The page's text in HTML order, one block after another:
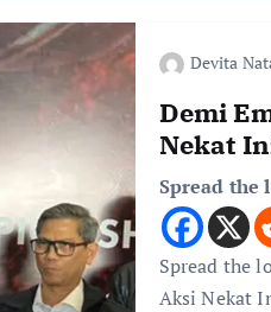
Devita
Demi
Nekat
Spread the
Spread the
Aksi Nekat